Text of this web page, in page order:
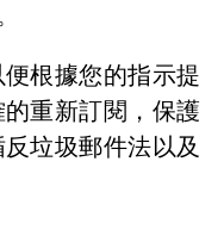
根據您的指示提
重新訂閱，保護
垃圾郵件法以及